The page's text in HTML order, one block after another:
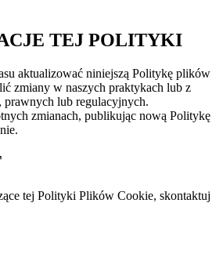
TEJ POLITYKI
aktualizować niniejszą Politykę plików
zmiany w naszych praktykach lub z
lub regulacyjnych.
zmianach, publikując nową Politykę
tej Polityki Plików Cookie, skontaktuj